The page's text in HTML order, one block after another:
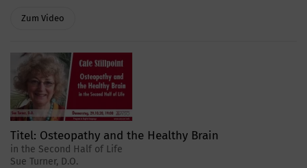
Zum Video
Titel: Osteopathy and the Healthy Brain
in the Second Half of Life
Sue Turner, D.O.